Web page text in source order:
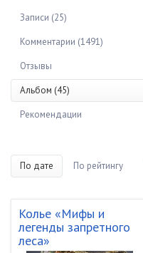
Записи (25)
Комментарии (1491)
Отзывы
Альбом (45)
Рекомендации
По дате По рейтингу
Колье «Мифы и
легенды запретного
леса»